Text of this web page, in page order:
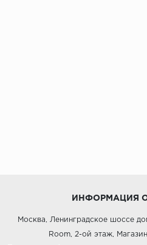
ИНФОРМАЦИЯ
Москва, Ленинградское шоссе
Room, 2-ой этаж,